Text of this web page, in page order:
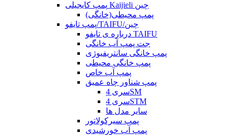
پمپ کایجیلی Kaijieli چین
پمپ محیطی(خانگی)
پمپ تایفو/TAIFU/چین
درباره ی تایفو TAIFU
جت پمپ آب خانگی
پمپ خانگی سانتریفیوژی
پمپ خانگی محیطی
پمپ آب خاص
پمپ شناور چاه عمیق
سری 4SM
سری 4STM
سایر مدل ها
پمپ سیرکولاتور
پمپ آب خورشیدی